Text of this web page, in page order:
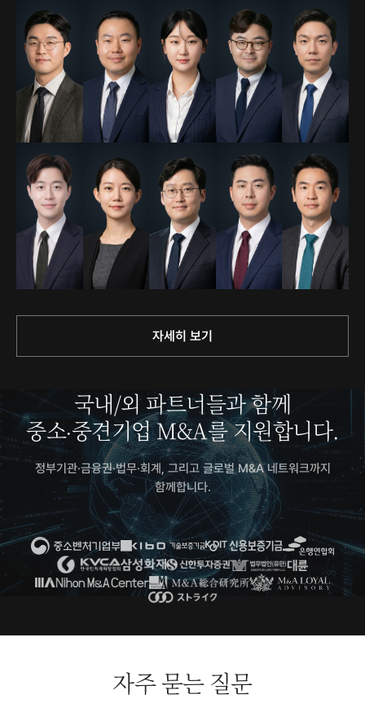
자세히 보기
국내/외 파트너들과 함께
중소·중견기업 M&A를 지원합니다.
정부기관·금융권·법무·회계, 그리고 글로벌 M&A 네트워크까지
함께합니다.
협력 파트너 기관: 중소벤처기업부, 기술보증기금, 신용보증기금
자주 묻는 질문